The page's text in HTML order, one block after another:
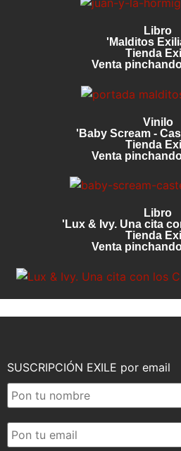
Libro
'Malditos
Tienda
Venta
Vinilo
'Baby Scream -
Tienda
Venta
Libro
'Lux & Ivy. Una cita
Tienda
Venta
SUSCRIPCIÓN EXILE por email